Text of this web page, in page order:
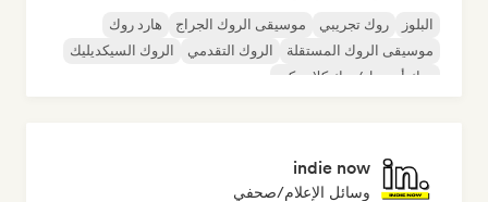
البلوز روك تجريبي موسيقى الروك الجراج
هارد روك
موسيقى الروك المستقلة
الروك التقدمي
الروك السيكديليك
روك أند رول/روك كلاسيكي
indie now
وسائل الإعلام/صحفي